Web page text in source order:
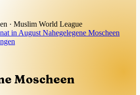
· Muslim World League
in August Nahegelegene Moscheen
Moscheen